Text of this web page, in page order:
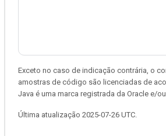
Exceto no caso de indicação contrária, o
amostras de código são licenciadas de
Java é uma marca registrada da Oracle e/
Última atualização 2025-07-26 UTC.